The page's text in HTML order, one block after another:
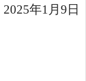
2025年1月 9 日